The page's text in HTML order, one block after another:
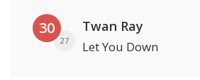
30
27
Twan Ray
Let You Down